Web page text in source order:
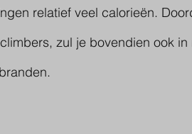
relatief veel calorieën.
zul je bovendien ook in